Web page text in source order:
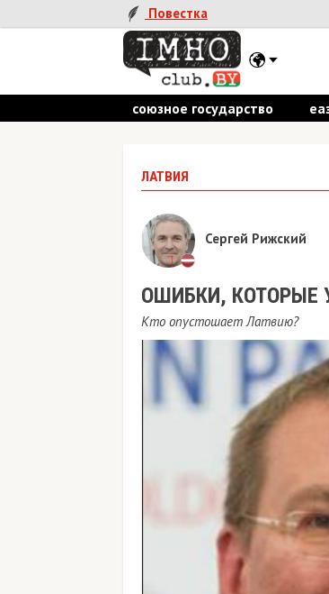
Повестка
союзное государство
ЛАТВИЯ
Сергей Рижский
ОШИБКИ, КОТОРЫЕ
Кто опустошает Латвию?